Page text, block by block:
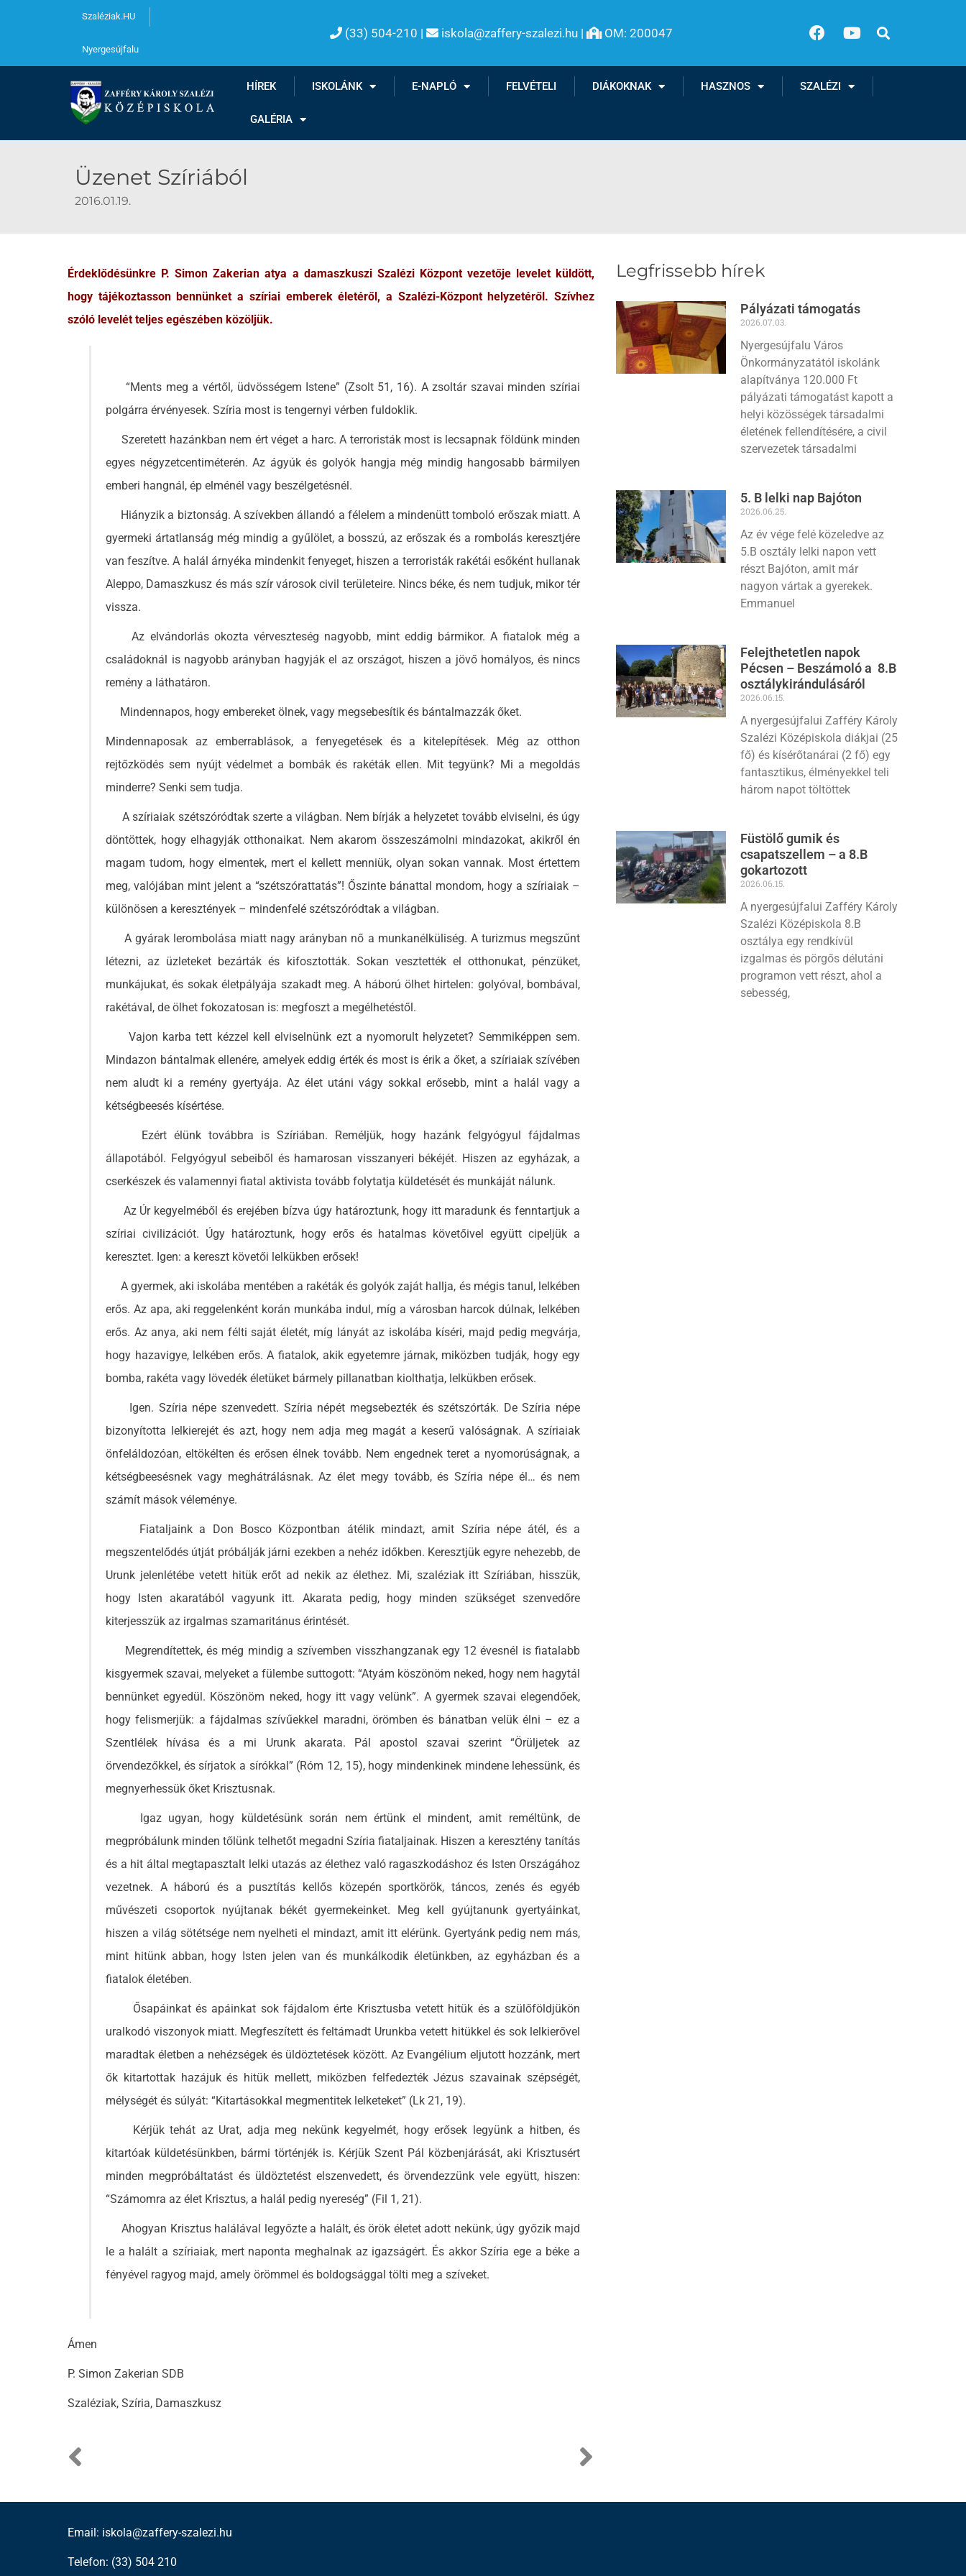
Szaléziak.HU
Nyergesújfalu
(33) 504-210 | iskola@zaffery-szalezi.hu | OM: 200047
HÍREK ISKOLÁNK E-NAPLÓ FELVÉTELI DIÁKOKNAK HASZNOS SZALÉZI
GALÉRIA
Üzenet Szíriából
2016.01.19.
Érdeklődésünkre P. Simon Zakerian atya a damaszkuszi Szalézi Központ vezetője levelet küldött,
hogy tájékoztasson bennünket a szíriai emberek életéről, a Szalézi-Központ helyzetéről. Szívhez
szóló levelét teljes egészében közöljük.
“Ments meg a vértől, üdvösségem Istene” (Zsolt 51, 16). A zsoltár szavai minden szíriai
polgárra érvényesek. Szíria most is tengernyi vérben fuldoklik.
Szeretett hazánkban nem ért véget a harc. A terroristák most is lecsapnak földünk minden
egyes négyzetcentiméterén. Az ágyúk és golyók hangja még mindig hangosabb bármilyen
emberi hangnál, ép elménél vagy beszélgetésnél.
Hiányzik a biztonság. A szívekben állandó a félelem a mindenütt tomboló erőszak miatt. A
gyermeki ártatlanság még mindig a gyűlölet, a bosszú, az erőszak és a rombolás keresztjére
van feszítve. A halál árnyéka mindenkit fenyeget, hiszen a terroristák rakétái esőként hullanak
Aleppo, Damaszkusz és más szír városok civil területeire. Nincs béke, és nem tudjuk, mikor tér
vissza.
Az elvándorlás okozta vérveszteség nagyobb, mint eddig bármikor. A fiatalok még a
családoknál is nagyobb arányban hagyják el az országot, hiszen a jövő homályos, és nincs
remény a láthatáron.
Mindennapos, hogy embereket ölnek, vagy megsebesítik és bántalmazzák őket.
Mindennaposak az emberrablások, a fenyegetések és a kitelepítések. Még az otthon
rejtőzködés sem nyújt védelmet a bombák és rakéták ellen. Mit tegyünk? Mi a megoldás
minderre? Senki sem tudja.
A szíriaiak szétszóródtak szerte a világban. Nem bírják a helyzetet tovább elviselni, és úgy
döntöttek, hogy elhagyják otthonaikat. Nem akarom összeszámolni mindazokat, akikről én
magam tudom, hogy elmentek, mert el kellett menniük, olyan sokan vannak. Most értettem
meg, valójában mint jelent a “szétszórattatás”! Őszinte bánattal mondom, hogy a szíriaiak –
különösen a keresztények – mindenfelé szétszóródtak a világban.
A gyárak lerombolása miatt nagy arányban nő a munkanélküliség. A turizmus megszűnt
létezni, az üzleteket bezárták és kifosztották. Sokan vesztették el otthonukat, pénzüket,
munkájukat, és sokak életpályája szakadt meg. A háború ölhet hirtelen: golyóval, bombával,
rakétával, de ölhet fokozatosan is: megfoszt a megélhetéstől.
Vajon karba tett kézzel kell elviselnünk ezt a nyomorult helyzetet? Semmiképpen sem.
Mindazon bántalmak ellenére, amelyek eddig érték és most is érik a őket, a szíriaiak szívében
nem aludt ki a remény gyertyája. Az élet utáni vágy sokkal erősebb, mint a halál vagy a
kétségbeesés kísértése.
Ezért élünk továbbra is Szíriában. Reméljük, hogy hazánk felgyógyul fájdalmas
állapotából. Felgyógyul sebeiből és hamarosan visszanyeri békéjét. Hiszen az egyházak, a
cserkészek és valamennyi fiatal aktivista tovább folytatja küldetését és munkáját nálunk.
Az Úr kegyelméből és erejében bízva úgy határoztunk, hogy itt maradunk és fenntartjuk a
szíriai civilizációt. Úgy határoztunk, hogy erős és hatalmas követőivel együtt cipeljük a
keresztet. Igen: a kereszt követői lelkükben erősek!
A gyermek, aki iskolába mentében a rakéták és golyók zaját hallja, és mégis tanul, lelkében
erős. Az apa, aki reggelenként korán munkába indul, míg a városban harcok dúlnak, lelkében
erős. Az anya, aki nem félti saját életét, míg lányát az iskolába kíséri, majd pedig megvárja,
hogy hazavigye, lelkében erős. A fiatalok, akik egyetemre járnak, miközben tudják, hogy egy
bomba, rakéta vagy lövedék életüket bármely pillanatban kiolthatja, lelkükben erősek.
Igen. Szíria népe szenvedett. Szíria népét megsebezték és szétszórták. De Szíria népe
bizonyította lelkierejét és azt, hogy nem adja meg magát a keserű valóságnak. A szíriaiak
önfeláldozóan, eltökélten és erősen élnek tovább. Nem engednek teret a nyomorúságnak, a
kétségbeesésnek vagy meghátrálásnak. Az élet megy tovább, és Szíria népe él… és nem
számít mások véleménye.
Fiataljaink a Don Bosco Központban átélik mindazt, amit Szíria népe átél, és a
megszentelődés útját próbálják járni ezekben a nehéz időkben. Keresztjük egyre nehezebb, de
Urunk jelenlétébe vetett hitük erőt ad nekik az élethez. Mi, szaléziak itt Szíriában, hisszük,
hogy Isten akaratából vagyunk itt. Akarata pedig, hogy minden szükséget szenvedőre
kiterjesszük az irgalmas szamaritánus érintését.
Megrendítettek, és még mindig a szívemben visszhangzanak egy 12 évesnél is fiatalabb
kisgyermek szavai, melyeket a fülembe suttogott: “Atyám köszönöm neked, hogy nem hagytál
bennünket egyedül. Köszönöm neked, hogy itt vagy velünk”. A gyermek szavai elegendőek,
hogy felismerjük: a fájdalmas szívűekkel maradni, örömben és bánatban velük élni – ez a
Szentlélek hívása és a mi Urunk akarata. Pál apostol szavai szerint “Örüljetek az
örvendezőkkel, és sírjatok a sírókkal” (Róm 12, 15), hogy mindenkinek mindene lehessünk, és
megnyerhessük őket Krisztusnak.
Igaz ugyan, hogy küldetésünk során nem értünk el mindent, amit reméltünk, de
megpróbálunk minden tőlünk telhetőt megadni Szíria fiataljainak. Hiszen a keresztény tanítás
és a hit által megtapasztalt lelki utazás az élethez való ragaszkodáshoz és Isten Országához
vezetnek. A háború és a pusztítás kellős közepén sportkörök, táncos, zenés és egyéb
művészeti csoportok nyújtanak békét gyermekeinket. Meg kell gyújtanunk gyertyáinkat,
hiszen a világ sötétsége nem nyelheti el mindazt, amit itt elérünk. Gyertyánk pedig nem más,
mint hitünk abban, hogy Isten jelen van és munkálkodik életünkben, az egyházban és a
fiatalok életében.
Ősapáinkat és apáinkat sok fájdalom érte Krisztusba vetett hitük és a szülőföldjükön
uralkodó viszonyok miatt. Megfeszített és feltámadt Urunkba vetett hitükkel és sok lelkierővel
maradtak életben a nehézségek és üldöztetések között. Az Evangélium eljutott hozzánk, mert
ők kitartottak hazájuk és hitük mellett, miközben felfedezték Jézus szavainak szépségét,
mélységét és súlyát: “Kitartásokkal megmentitek lelketeket” (Lk 21, 19).
Kérjük tehát az Urat, adja meg nekünk kegyelmét, hogy erősek legyünk a hitben, és
kitartóak küldetésünkben, bármi történjék is. Kérjük Szent Pál közbenjárását, aki Krisztusért
minden megpróbáltatást és üldöztetést elszenvedett, és örvendezzünk vele együtt, hiszen:
“Számomra az élet Krisztus, a halál pedig nyereség” (Fil 1, 21).
Ahogyan Krisztus halálával legyőzte a halált, és örök életet adott nekünk, úgy győzik majd
le a halált a szíriaiak, mert naponta meghalnak az igazságért. És akkor Szíria ege a béke a
fényével ragyog majd, amely örömmel és boldogsággal tölti meg a szíveket.
Ámen
P. Simon Zakerian SDB
Szaléziak, Szíria, Damaszkusz
Legfrissebb hírek
Pályázati támogatás
2026.07.03.
Nyergesújfalu Város
Önkormányzatától iskolánk
alapítványa 120.000 Ft
pályázati támogatást kapott a
helyi közösségek társadalmi
életének fellendítésére, a civil
szervezetek társadalmi
5. B lelki nap Bajóton
2026.06.25.
Az év vége felé közeledve az
5.B osztály lelki napon vett
részt Bajóton, amit már
nagyon vártak a gyerekek.
Emmanuel
Felejthetetlen napok
Pécsen – Beszámoló a 8.B
osztálykirándulásáról
2026.06.15.
A nyergesújfalui Zafféry Károly
Szalézi Középiskola diákjai (25
fő) és kísérőtanárai (2 fő) egy
fantasztikus, élményekkel teli
három napot töltöttek
Füstölő gumik és
csapatszellem – a 8.B
gokartozott
2026.06.15.
A nyergesújfalui Zafféry Károly
Szalézi Középiskola 8.B
osztálya egy rendkívül
izgalmas és pörgős délutáni
programon vett részt, ahol a
sebesség,
Email: iskola@zaffery-szalezi.hu
Telefon: (33) 504 210